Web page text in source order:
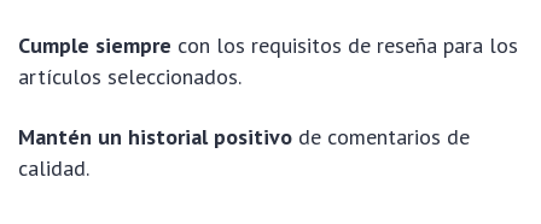
Cumple siempre con los requisitos de reseña para los
artículos seleccionados.
Mantén un historial positivo de comentarios de
calidad.